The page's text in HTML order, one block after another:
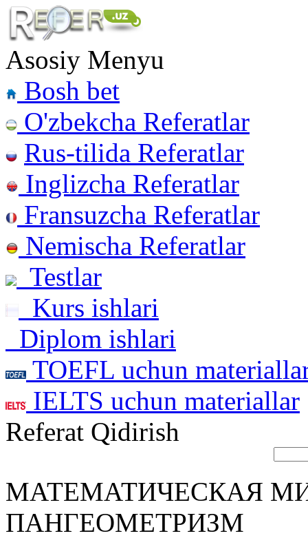
Asosiy Menyu
Bosh bet
O'zbekcha Referatlar
Rus-tilida Referatlar
Inglizcha Referatlar
Fransuzcha Referatlar
Nemischa Referatlar
Testlar
Kurs ishlari
Diplom ishlari
TOEFL uchun
IELTS uchun materiallar
Referat Qidirish
МАТЕМАТИЧЕСКАЯ
ПАНГЕОМЕТРИЗМ